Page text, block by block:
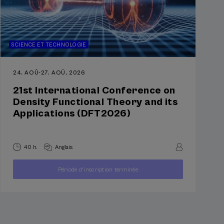
SCIENCE ET TECHNOLOGIE
24. AOÛ-27. AOÛ, 2026
21st International Conference on
Density Functional Theory and its
Applications (DFT2026)
40 h. Anglais
...
PARTIR250
Dernières
places
Gratuit
Date
passée
Période d'inscription terminée